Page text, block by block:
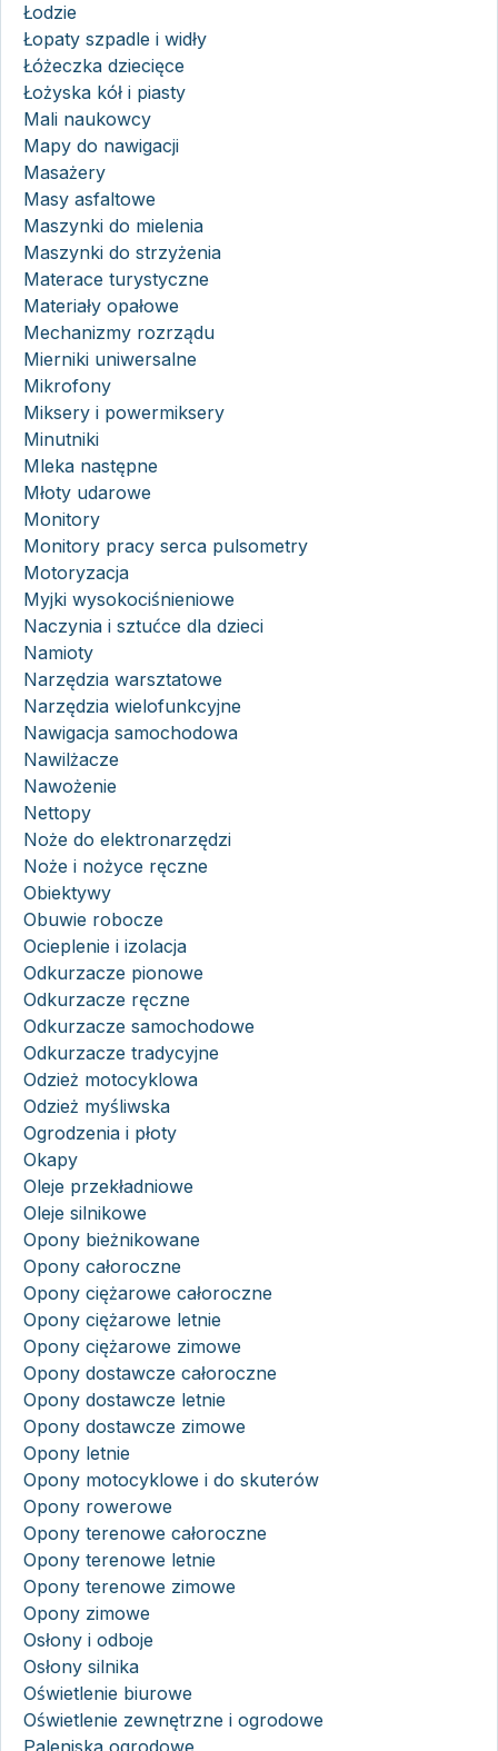
Łodzie
Łopaty szpadle i widły
Łóżeczka dziecięce
Łożyska kół i piasty
Mali naukowcy
Mapy do nawigacji
Masażery
Masy asfaltowe
Maszynki do mielenia
Maszynki do strzyżenia
Materace turystyczne
Materiały opałowe
Mechanizmy rozrządu
Mierniki uniwersalne
Mikrofony
Miksery i powermiksery
Minutniki
Mleka następne
Młoty udarowe
Monitory
Monitory pracy serca pulsometry
Motoryzacja
Myjki wysokociśnieniowe
Naczynia i sztućce dla dzieci
Namioty
Narzędzia warsztatowe
Narzędzia wielofunkcyjne
Nawigacja samochodowa
Nawilżacze
Nawożenie
Nettopy
Noże do elektronarzędzi
Noże i nożyce ręczne
Obiektywy
Obuwie robocze
Ocieplenie i izolacja
Odkurzacze pionowe
Odkurzacze ręczne
Odkurzacze samochodowe
Odkurzacze tradycyjne
Odzież motocyklowa
Odzież myśliwska
Ogrodzenia i płoty
Okapy
Oleje przekładniowe
Oleje silnikowe
Opony bieżnikowane
Opony całoroczne
Opony ciężarowe całoroczne
Opony ciężarowe letnie
Opony ciężarowe zimowe
Opony dostawcze całoroczne
Opony dostawcze letnie
Opony dostawcze zimowe
Opony letnie
Opony motocyklowe i do skuterów
Opony rowerowe
Opony terenowe całoroczne
Opony terenowe letnie
Opony terenowe zimowe
Opony zimowe
Osłony i odboje
Osłony silnika
Oświetlenie biurowe
Oświetlenie zewnętrzne i ogrodowe